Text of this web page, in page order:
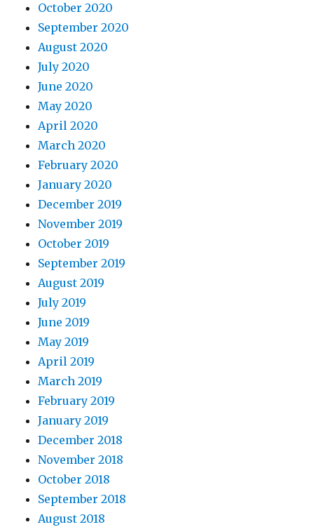
October 2020
September 2020
August 2020
July 2020
June 2020
May 2020
April 2020
March 2020
February 2020
January 2020
December 2019
November 2019
October 2019
September 2019
August 2019
July 2019
June 2019
May 2019
April 2019
March 2019
February 2019
January 2019
December 2018
November 2018
October 2018
September 2018
August 2018